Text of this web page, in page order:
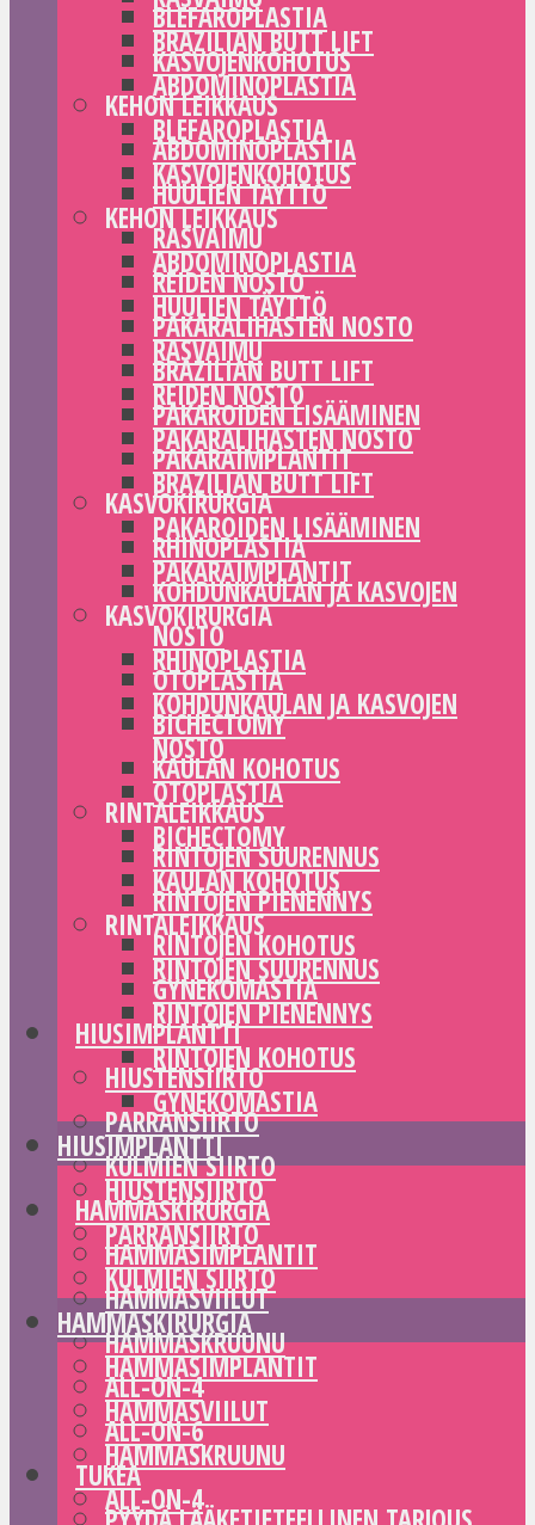
BLEFAROPLASTIA
KASVOJENKOHOTUS
KEHON LEIKKAUS
ABDOMINOPLASTIA
HUULIEN TÄYTTÖ
RASVAIMU
REIDEN NOSTO
PAKARALIHASTEN NOSTO
BRAZILIAN BUTT LIFT
PAKAROIDEN LISÄÄMINEN
PAKARAIMPLANTIT
KASVOKIRURGIA
RHINOPLASTIA
KOHDUNKAULAN JA KASVOJEN
NOSTO
OTOPLASTIA
BICHECTOMY
KAULAN KOHOTUS
RINTALEIKKAUS
RINTOJEN SUURENNUS
RINTOJEN PIENENNYS
RINTOJEN KOHOTUS
GYNEKOMASTIA
HIUSIMPLANTTI
HIUSTENSIIRTO
PARRANSIIRTO
KULMIEN SIIRTO
HAMMASKIRURGIA
HAMMASIMPLANTIT
HAMMASVIILUT
HAMMASKRUUNU
ALL-ON-4
ALL-ON-6
TUKEA
BRAZILIAN BUTT LIFT
ABDOMINOPLASTIA
BLEFAROPLASTIA
KASVOJENKOHOTUS
KEHON LEIKKAUS
ABDOMINOPLASTIA
HUULIEN TÄYTTÖ
RASVAIMU
REIDEN NOSTO
PAKARALIHASTEN NOSTO
BRAZILIAN BUTT LIFT
PAKAROIDEN LISÄÄMINEN
PAKARAIMPLANTIT
KASVOKIRURGIA
RHINOPLASTIA
KOHDUNKAULAN JA KASVOJEN
NOSTO
OTOPLASTIA
BICHECTOMY
KAULAN KOHOTUS
RINTALEIKKAUS
RINTOJEN SUURENNUS
RINTOJEN PIENENNYS
RINTOJEN KOHOTUS
GYNEKOMASTIA
HIUSIMPLANTTI
HIUSTENSIIRTO
PARRANSIIRTO
KULMIEN SIIRTO
HAMMASKIRURGIA
HAMMASIMPLANTIT
HAMMASVIILUT
HAMMASKRUUNU
ALL-ON-4